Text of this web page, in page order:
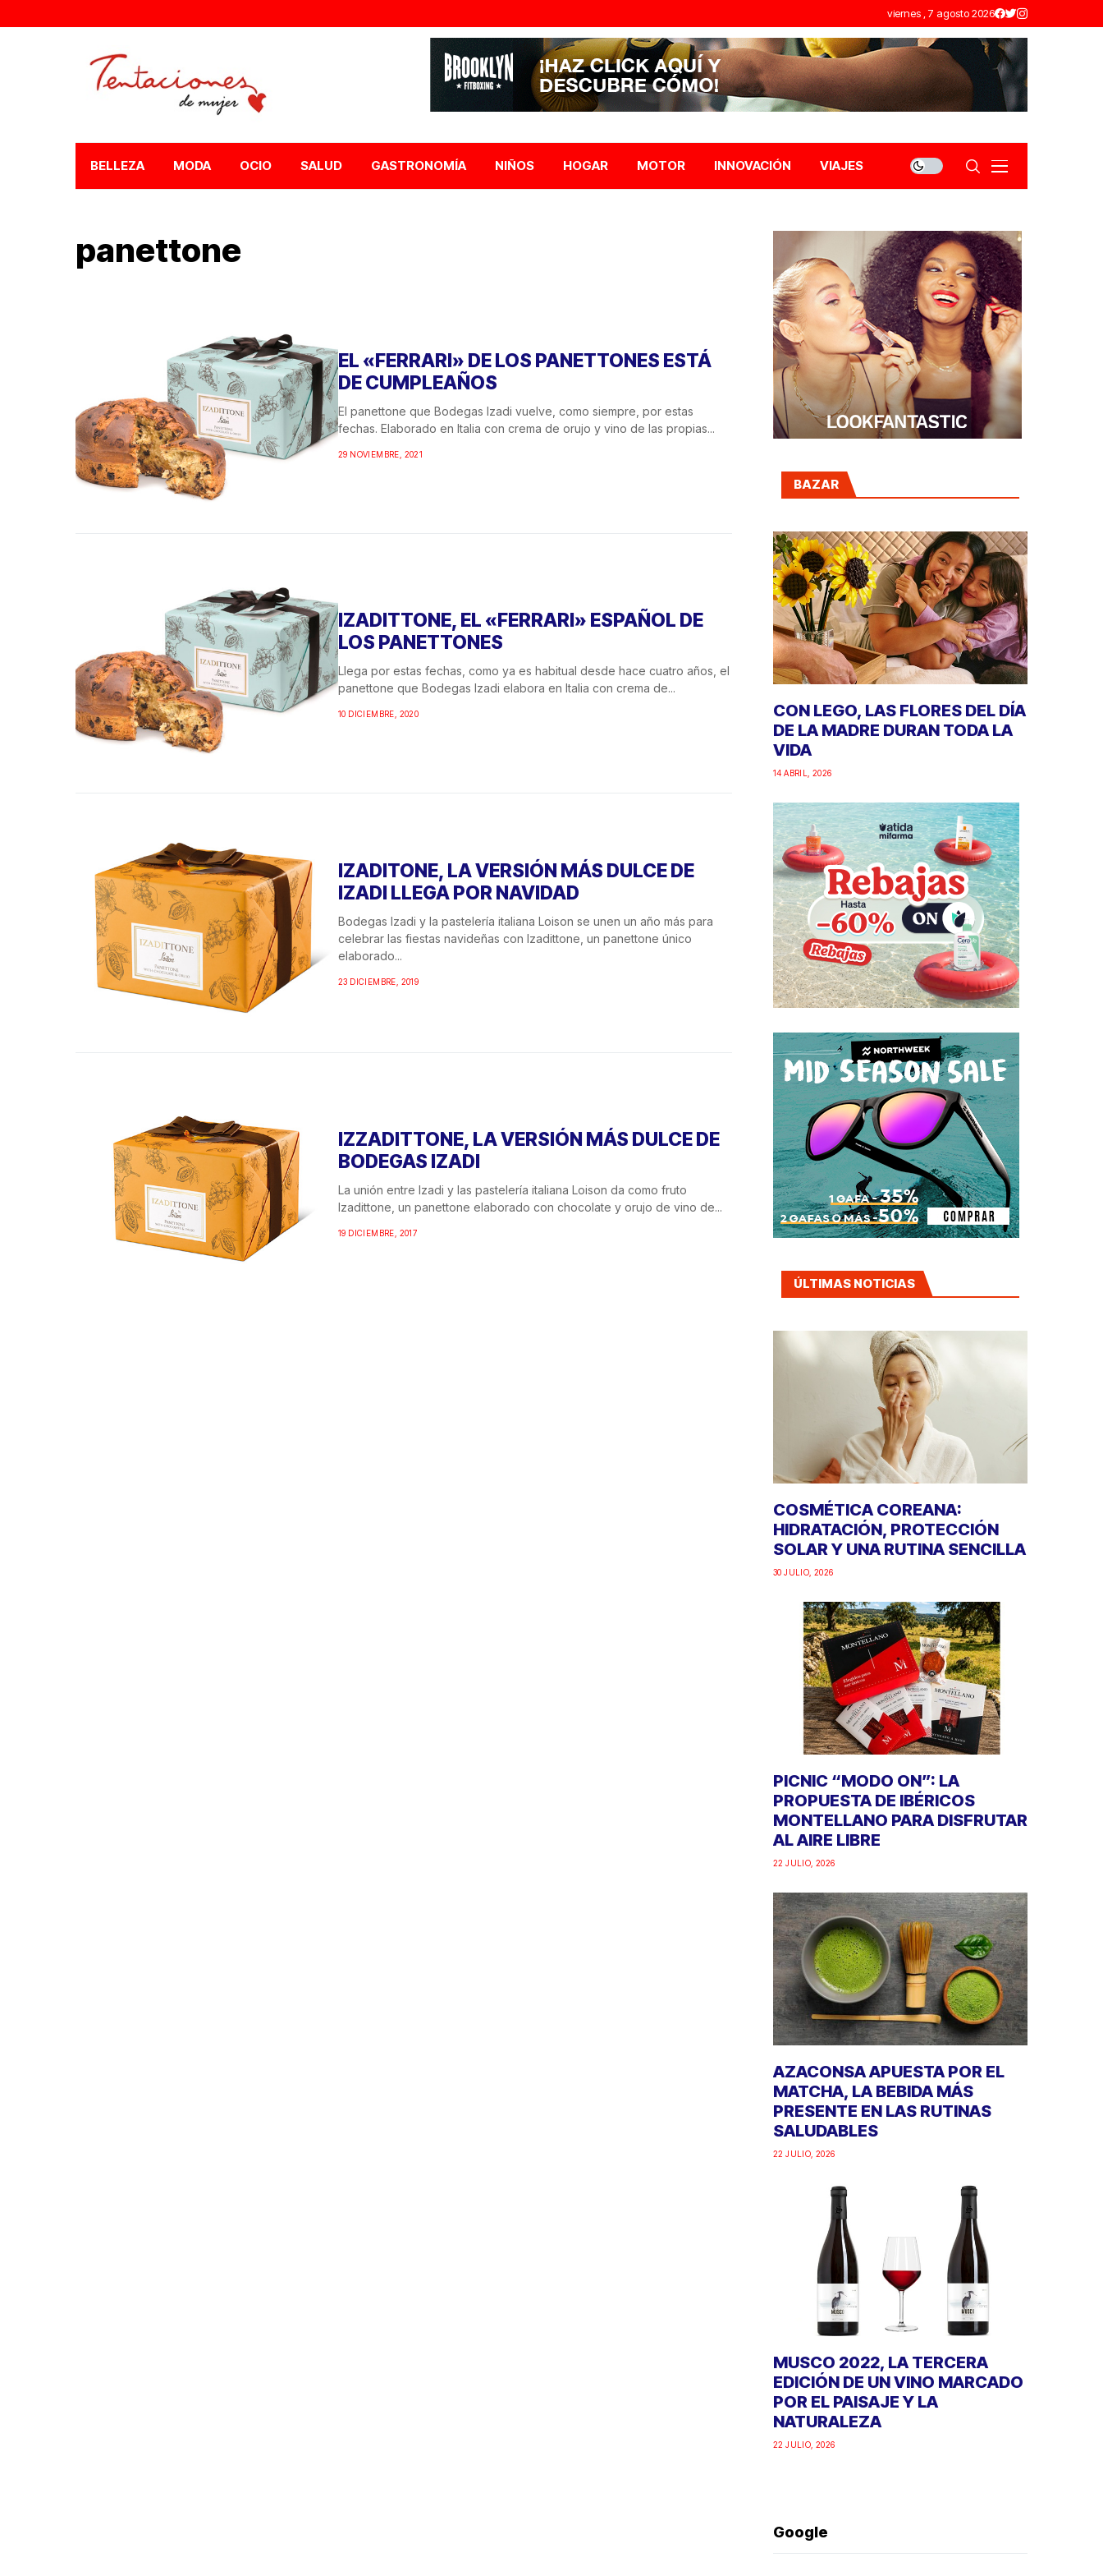
viernes , 7 agosto 2026
BELLEZA MODA OCIO SALUD GASTRONOMÍA NIÑOS HOGAR MOTOR INNOVACIÓN VIAJES
panettone
EL «FERRARI» DE LOS PANETTONES ESTÁ
DE CUMPLEAÑOS
El panettone que Bodegas Izadi vuelve, como siempre, por estas
fechas. Elaborado en Italia con crema de orujo y vino de las propias...
29 NOVIEMBRE, 2021
IZADITTONE, EL «FERRARI» ESPAÑOL DE
LOS PANETTONES
Llega por estas fechas, como ya es habitual desde hace cuatro años, el
panettone que Bodegas Izadi elabora en Italia con crema de...
10 DICIEMBRE, 2020
IZADITONE, LA VERSIÓN MÁS DULCE DE
IZADI LLEGA POR NAVIDAD
Bodegas Izadi y la pastelería italiana Loison se unen un año más para
celebrar las fiestas navideñas con Izadittone, un panettone único
elaborado...
23 DICIEMBRE, 2019
IZZADITTONE, LA VERSIÓN MÁS DULCE DE
BODEGAS IZADI
La unión entre Izadi y las pastelería italiana Loison da como fruto
Izadittone, un panettone elaborado con chocolate y orujo de vino de...
19 DICIEMBRE, 2017
BAZAR
CON LEGO, LAS FLORES DEL DÍA
DE LA MADRE DURAN TODA LA
VIDA
14 ABRIL, 2026
ÚLTIMAS NOTICIAS
COSMÉTICA COREANA:
HIDRATACIÓN, PROTECCIÓN
SOLAR Y UNA RUTINA SENCILLA
30 JULIO, 2026
PICNIC “MODO ON”: LA
PROPUESTA DE IBÉRICOS
MONTELLANO PARA DISFRUTAR
AL AIRE LIBRE
22 JULIO, 2026
AZACONSA APUESTA POR EL
MATCHA, LA BEBIDA MÁS
PRESENTE EN LAS RUTINAS
SALUDABLES
22 JULIO, 2026
MUSCO 2022, LA TERCERA
EDICIÓN DE UN VINO MARCADO
POR EL PAISAJE Y LA
NATURALEZA
22 JULIO, 2026
Google